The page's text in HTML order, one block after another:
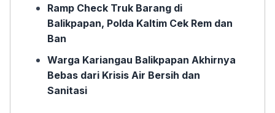
Ramp Check Truk Barang di
Balikpapan, Polda Kaltim Cek Rem dan
Ban
Warga Kariangau Balikpapan Akhirnya
Bebas dari Krisis Air Bersih dan
Sanitasi